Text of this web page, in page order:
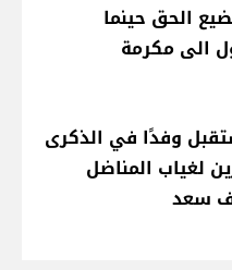
الحق حينما
الى مكرمة
وفدًا في الذكرى
لغياب المناضل
سعد